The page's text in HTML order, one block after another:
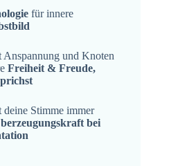
für innere
Anspannung und Knoten
Freiheit & Freude,
deine Stimme immer
bei